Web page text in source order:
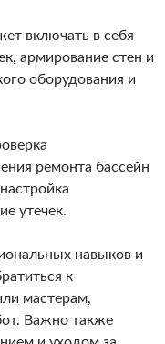
включать в себя
армирование стен и
оборудования и
ремонта бассейн
утечек.
навыков и
к
мастерам,
Важно также